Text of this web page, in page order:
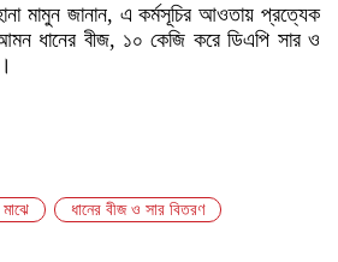
মামুন জানান, এ কর্মসূচির আওতায় প্রত্যেক
ধানের বীজ, ১০ কেজি করে ডিএপি সার ও
ধানের বীজ ও সার বিতরণ